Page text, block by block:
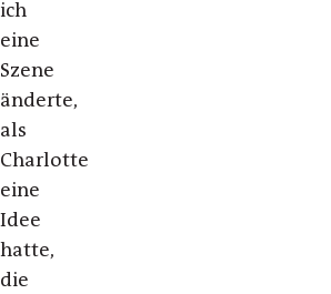
ich
eine
Szene
änderte,
als
Charlotte
eine
Idee
hatte,
die